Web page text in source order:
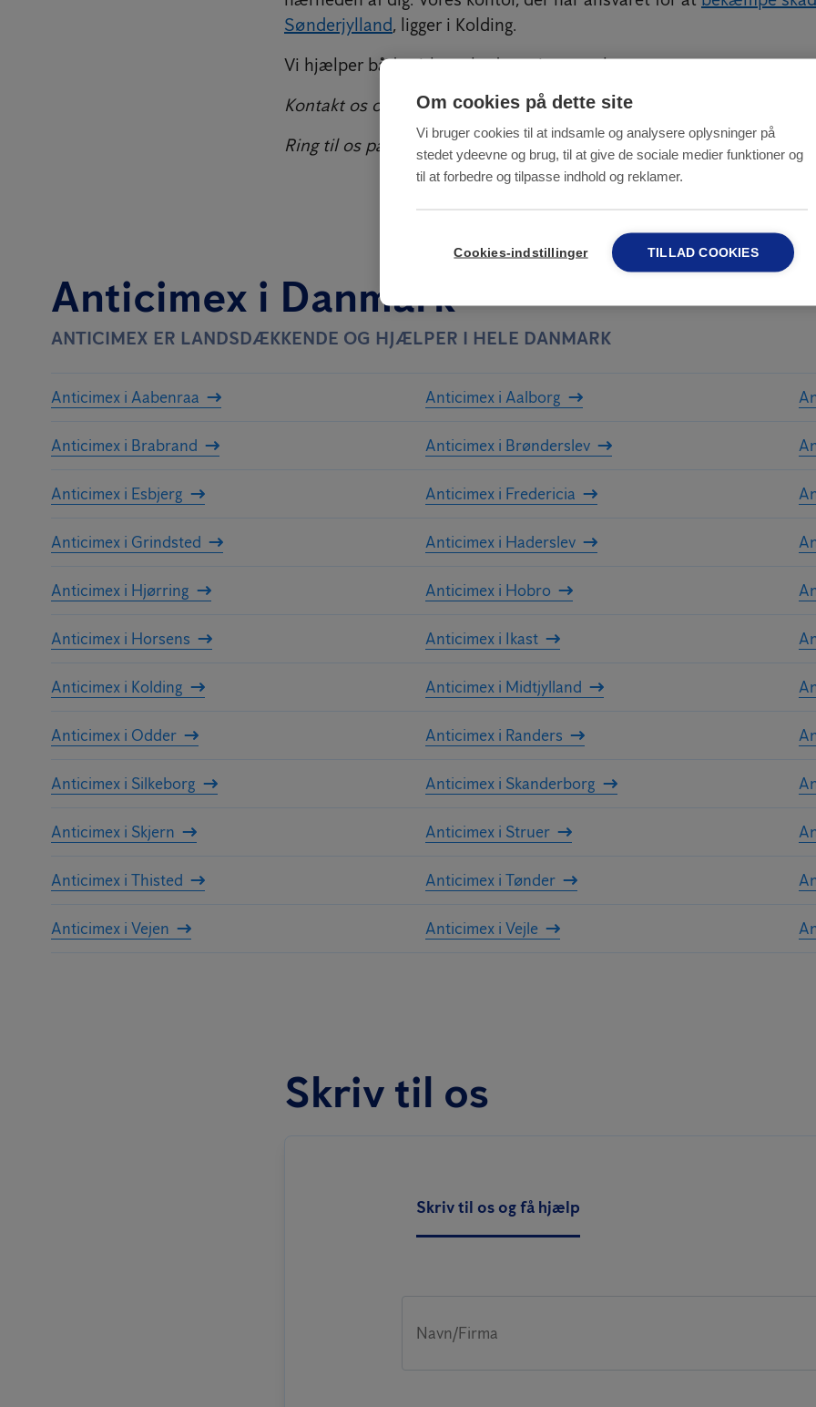
Sønderjylland, ligger i Kolding.
Vi hjælper både virksomheder, private og kommuner.
Kontakt os og fortæl, hvad vi skal hjælpe dig med.
Ring til os på
69 15 17 44eller brug kontaktformularen herunder.
Anticimex i Danmark
ANTICIMEX ER LANDSDÆKKENDE OG HJÆLPER I HELE DANMARK
Anticimex i Aabenraa Anticimex i Aalborg
Anticimex i Brabrand Anticimex i Brønderslev
Anticimex i Esbjerg Anticimex i Fredericia
Anticimex i Grindsted Anticimex i Haderslev
Anticimex i Hjørring Anticimex i Hobro
Anticimex i Horsens Anticimex i Ikast
Anticimex i Kolding Anticimex i Midtjylland
Anticimex i Odder Anticimex i Randers
Anticimex i Silkeborg Anticimex i Skanderborg
Anticimex i Skjern Anticimex i Struer
Anticimex i Thisted Anticimex i Tønder
Anticimex i Vejen Anticimex i Vejle
Skriv til os
Skriv til os og få hjælp
Navn/Firma
Om cookies på dette site
Vi bruger cookies til at indsamle og analysere oplysninger på
stedet ydeevne og brug, til at give de sociale medier funktioner og
til at forbedre og tilpasse indhold og reklamer.
Cookies-indstillinger TILLAD COOKIES